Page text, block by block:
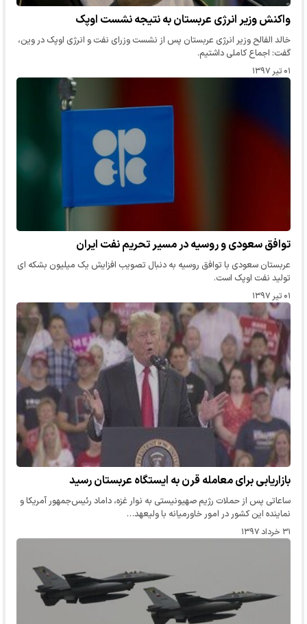
واکنش وزیر انرژی عربستان به نتیجه نشست اوپک
خالد الفالح وزیر انرژی عربستان پس از نشست وزرای نفت و انرژی اوپک در وین،
گفت: اجماع کاملی داشتیم.
۰۱ تیر ۱۳۹۷
توافق سعودی و روسیه در مسیر تحریم نفت ایران
عربستان سعودی با توافق روسیه به دنبال تصویب افزایش یک میلیون بشکه ای
تولید نفت اوپک است.
۰۱ تیر ۱۳۹۷
بازاریابی برای معامله قرن به ایستگاه عربستان رسید
ساعاتی پس از حملات رژیم صهیونیستی به نوار غزه، داماد رئیس‌جمهور آمریکا و
نماینده این کشور در امور خاورمیانه با ولیعهد…
۳۱ خرداد ۱۳۹۷